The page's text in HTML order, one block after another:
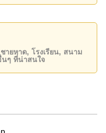
ระจำทาง , ตลาดน้ำ
หลุม กอล์ฟ ,
มืองพัทยา
าคา ฿ 1,800,000
เมตร
ายใต้กรรมสิทธิ์ ชื่อ
เป็นบ้านในฝันของ
ายหาด, โรงเรียน, สนาม
ๆ ที่น่าสนใจ